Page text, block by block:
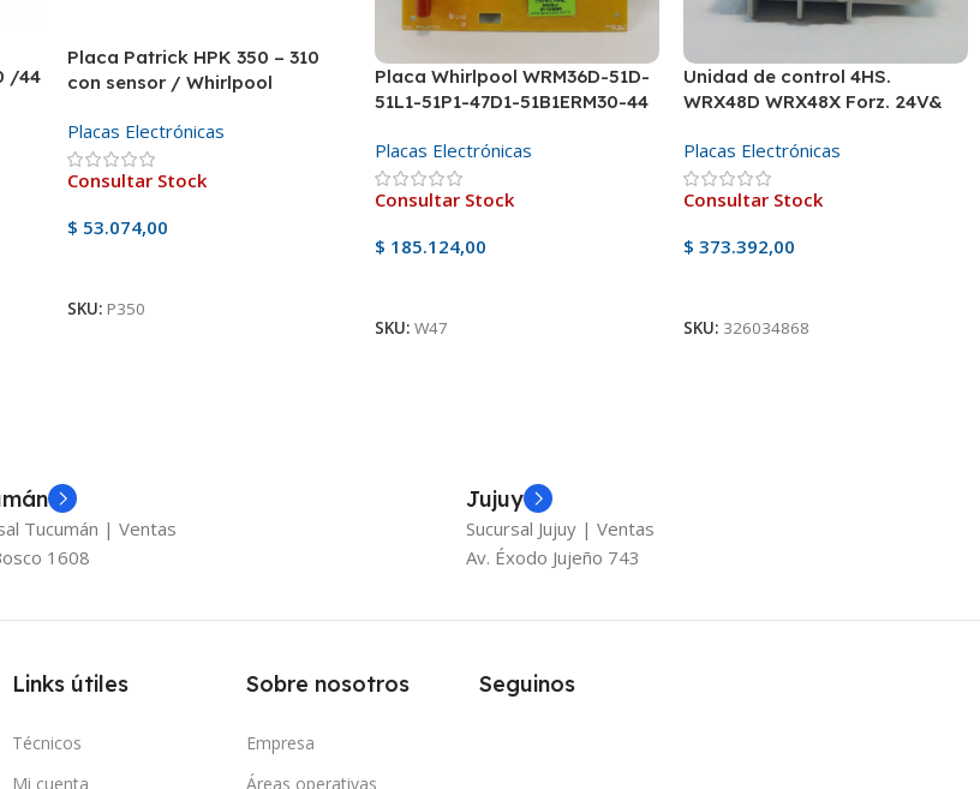
/44
Placa Patrick HPK 350 – 310
con sensor / Whirlpool
Placas Electrónicas
Consultar Stock
$ 53.074,00
SKU: P350
Placa Whirlpool WRM36D-51D-
51L1-51P1-47D1-51B1ERM30-44
Placas Electrónicas
Consultar Stock
$ 185.124,00
SKU:W47
Unidad de control 4HS.
WRX48D WRX48X Forz. 24V&
Placas Electrónicas
Consultar Stock
$ 373.392,00
SKU: 326034868
Tucumán | Ventas
1608
Jujuy
Sucursal Jujuy | Ventas
Av. Éxodo Jujeño 743
Links útiles
Técnicos
Mi cuenta
Sobre nosotros
Empresa
Áreas operativas
Seguinos